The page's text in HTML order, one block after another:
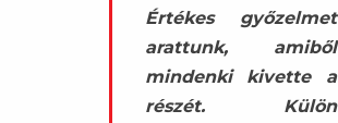
Értékes győzelmet
arattunk, amiből
mindenki kivette a
részét. Külön